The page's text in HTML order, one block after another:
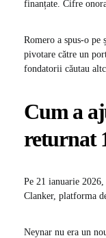
finanțate. Cifre
Romero a spus-o
pivotare către un
fondatorii căutau
Cum a
returnat
Pe 21 ianuarie
Clanker, platforma
Neynar nu era un